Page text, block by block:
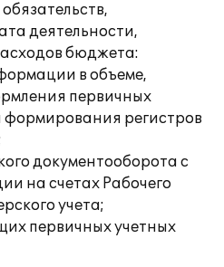
деятельности,
бюджета:
в объеме,
первичных
формирования регистров
документооборота с
на счетах Рабочего
учета;
первичных учетных